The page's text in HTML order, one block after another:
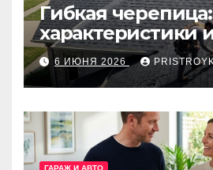
Гибкая черепица:
характеристики
применения
6 ИЮНЯ 2026
ГАРАЖ И АВТО